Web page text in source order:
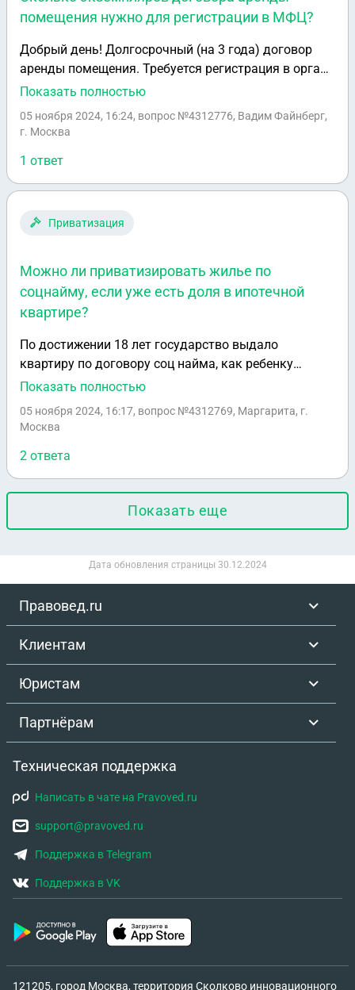
помещения нужно для регистрации в МФЦ?
Добрый день! Долгосрочный (на 3 года) договор
аренды помещения. Требуется регистрация в органе
регистрации. Сколько экземпляров договора нести
Арендатора, третий - для органа регистрации. Есть
договоры, в которых указано, что третий экземпляр
составлен для органа регистрации, при этом
договор составлен только для Арендодателя и
только электронную регистрацию. Так что указать
в договоре, в скольки экземплярах он составлен? В
двух или в трёх (третий - для органа регистрации)? С
Показать полностью
05 ноября 2024, 16:24, вопрос №4312776, Вадим Файнберг,
г. Москва
1 ответ
Приватизация
Можно ли приватизировать жилье по
соцнайму, если уже есть доля в ипотечной
квартире?
По достижении 18 лет государство выдало
квартиру по договору соц найма, как ребенку
оставшемуся без попечения родителей (в ней я не
ипотеку по 1/2, то есть я собственник половины, и
приватизировать квартиру которая по соц найму?
Показать полностью
05 ноября 2024, 16:17, вопрос №4312769, Маргарита, г.
Москва
2 ответа
Показать еще
Дата обновления страницы 30.12.2024
Правовед.ru
Клиентам
Юристам
Партнёрам
Техническая поддержка
Написать в чате на Pravoved.ru
support@pravoved.ru
Поддержка в Telegram
Поддержка в VK
121205, город Москва, территория Сколково инновационного